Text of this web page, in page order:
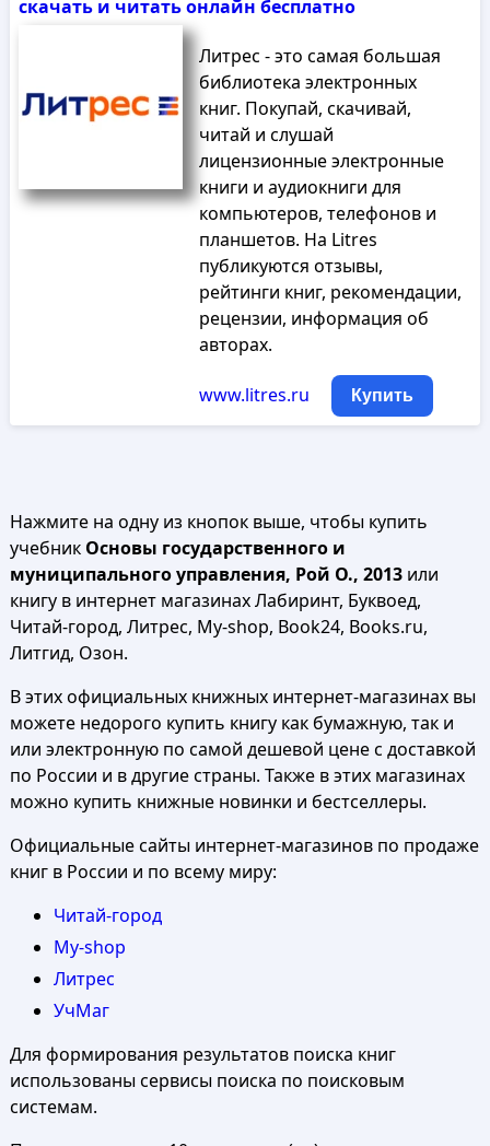
скачать и читать онлайн бесплатно
Литрес - это самая большая
библиотека электронных
книг. Покупай, скачивай,
читай и слушай
лицензионные электронные
книги и аудиокниги для
компьютеров, телефонов и
планшетов. На Litres
публикуются отзывы,
рейтинги книг, рекомендации,
рецензии, информация об
авторах.
www.litres.ru Купить
Нажмите на одну из кнопок выше, чтобы купить
учебник Основы государственного и
муниципального управления, Рой О., 2013или
книгу в интернет магазинах Лабиринт, Буквоед,
Читай-город, Литрес, My-shop, Book24, Books.ru,
Литгид, Озон.
В этих официальных книжных интернет-магазинах вы
можете недорого купить книгу как бумажную, так и
или электронную по самой дешевой цене с доставкой
по России и в другие страны. Также в этих магазинах
можно купить книжные новинки и бестселлеры.
Официальные сайты интернет-магазинов по продаже
книг в России и по всему миру:
Читай-город
My-shop
Литрес
УчМаг
Для формирования результатов поиска книг
использованы сервисы поиска по поисковым
системам.